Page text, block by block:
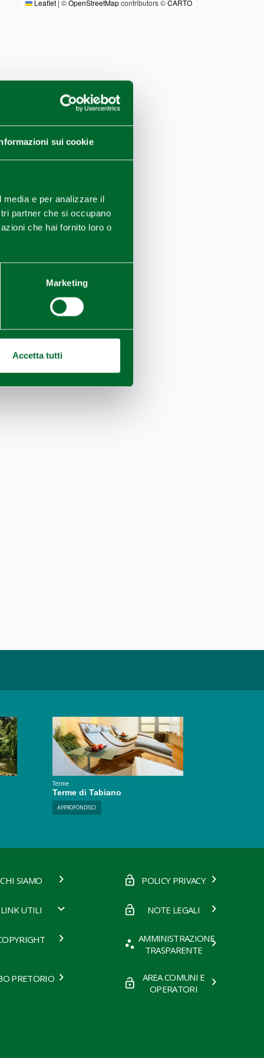
sui cookie
e per analizzare il
partner che si occupano
che hai fornito loro o
Marketing
Accetta tutti
Leaflet | ©OpenStreetMapcontributors ©CARTO
Terme
Terme di Tabiano
APPROFONDISCI
CHI SIAMO POLICY PRIVACY
LINK UTILI NOTE LEGALI
AMMINISTRAZIONE
TRASPARENTE
PRETORIO
AREA COMUNI E
OPERATORI